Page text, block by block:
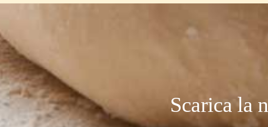
Scarica la